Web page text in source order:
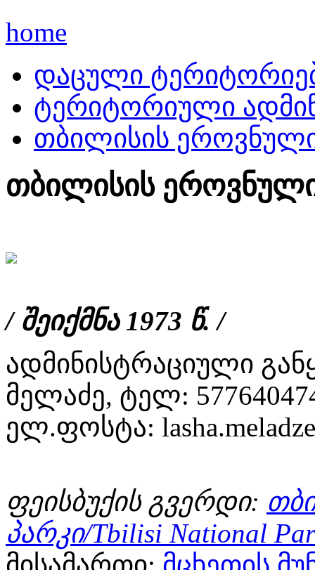
home
დაცული
ტერიტორიული
თბილისის
თბილისის
/ შეიქმნა 1973 წ. /
ადმინისტრაციული
მელაძე, ტელ:
ელ.ფოსტა:
ფეისბუქის გვერდი:
პარკი/Tbilisi National